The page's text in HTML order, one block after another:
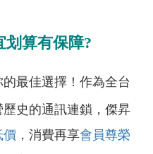
划算有保障?
最佳選擇！作為全台
史的通訊連鎖，傑昇
價 ，消費再享會員尊榮